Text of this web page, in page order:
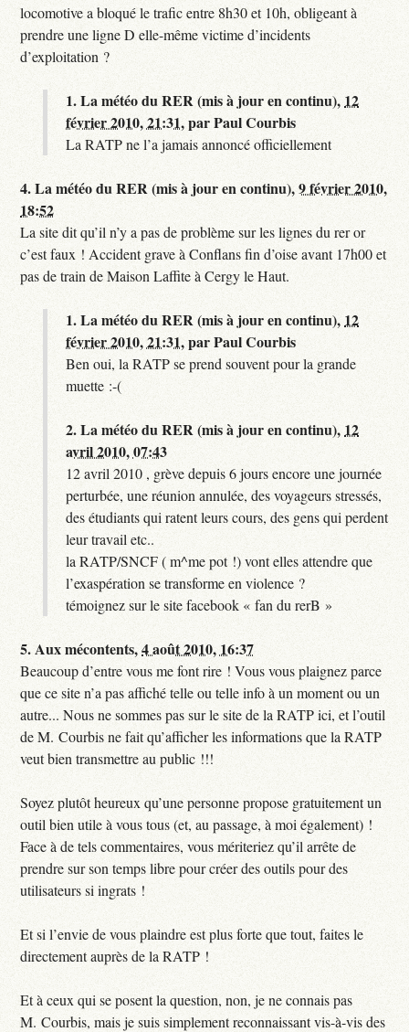
locomotive a bloqué le trafic entre 8h30 et 10h, obligeant à
prendre une ligne D elle-même victime d’incidents
d’exploitation ?
1.La météo du RER (mis à jour en continu), 12
février 2010, 21:31,parPaul Courbis
La RATP ne l’a jamais annoncé officiellement
4.La météo du RER (mis à jour en continu),9 février 2010,
18:52
La site dit qu’il n’y a pas de problème sur les lignes du rer or
c’est faux ! Accident grave à Conflans fin d’oise avant 17h00 et
pas de train de Maison Laffite à Cergy le Haut.
1.La météo du RER (mis à jour en continu), 12
février 2010, 21:31,parPaul Courbis
Ben oui, la RATP se prend souvent pour la grande
muette :-(
2.La météo du RER (mis à jour en continu), 12
avril 2010, 07:43
12 avril 2010 , grève depuis 6 jours encore une journée
perturbée, une réunion annulée, des voyageurs stressés,
des étudiants qui ratent leurs cours, des gens qui perdent
leur travail etc..
la RATP/SNCF ( m^me pot !) vont elles attendre que
l’exaspération se transforme en violence ?
témoignez sur le site facebook « fan du rerB »
5.Aux mécontents,4 août 2010, 16:37
Beaucoup d’entre vous me font rire ! Vous vous plaignez parce
que ce site n’a pas affiché telle ou telle info à un moment ou un
autre... Nous ne sommes pas sur le site de la RATP ici, et l’outil
de M. Courbis ne fait qu’afficher les informations que la RATP
veut bien transmettre au public !!!
Soyez plutôt heureux qu’une personne propose gratuitement un
outil bien utile à vous tous (et, au passage, à moi également) !
Face à de tels commentaires, vous mériteriez qu’il arrête de
prendre sur son temps libre pour créer des outils pour des
utilisateurs si ingrats !
Et si l’envie de vous plaindre est plus forte que tout, faites le
directement auprès de la RATP !
Et à ceux qui se posent la question, non, je ne connais pas
M. Courbis, mais je suis simplement reconnaissant vis-à-vis des